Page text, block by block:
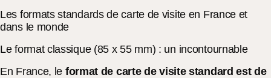
Les formats standards de carte de visite en France et
dans le monde
Le format classique (85 x 55 mm) : un incontournable
En France, le format de carte de visite standard est de